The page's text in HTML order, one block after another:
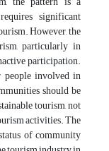
significant
However, the
particularly in
participation.
people involved in
should be
tourism, not
activities. The
of community